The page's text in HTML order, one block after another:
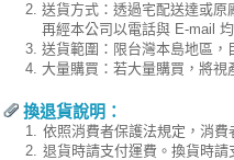
2. 送貨方式：透過宅配送達或
再經本公司以電話與 E-mail
3. 送貨範圍：限台灣本島地區
4. 大量購買：若大量購買，將
換退貨說明：
1. 依照消費者保護法規定，消
2. 退貨時請支付運費。換貨時